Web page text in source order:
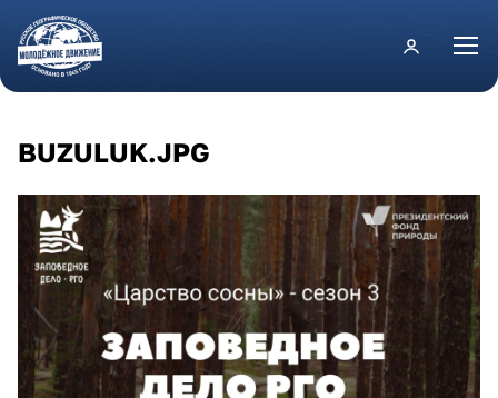
Перейти к основному содержанию
BUZULUK.JPG